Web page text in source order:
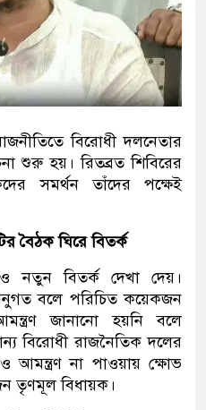
বিরোধী দলনেতার
শুরু হয়। রিতব্রত শিবিরের
সমর্থন তাঁদের পক্ষেই
বৈঠক ঘিরে বিতর্ক
নতুন বিতর্ক দেখা দেয়।
বলে পরিচিত কয়েকজন
জানানো হয়নি বলে
বিরোধী রাজনৈতিক দলের
আমন্ত্রণ না পাওয়ায় ক্ষোভ
তৃণমূল বিধায়ক।